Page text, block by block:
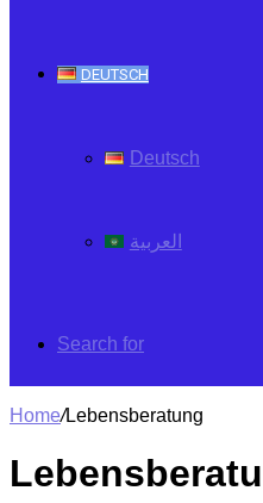
DEUTSCH
Deutsch
العربية
Search for
Home/Lebensberatung